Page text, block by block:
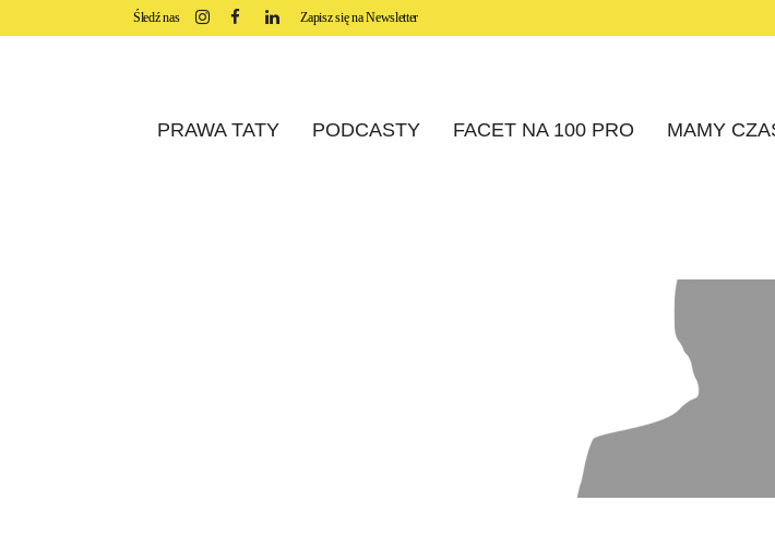
Śledź nas Zapisz się na Newsletter
PRAWA TATY PODCASTY FACET NA 100 PRO MAMY